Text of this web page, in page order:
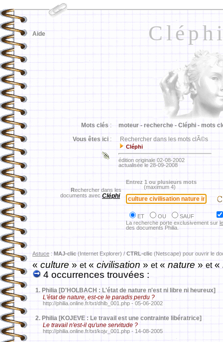
Aide
Mots clés : moteur - recherche - Cléphi - mots
Vous êtes ici : Rechercher dans les mots clÃ©s
Cléphi
édition originale 02-08-2002
actualisée le 28-09-2008
Rechercher dans les
documents avec Cléphi
Entrez 1 ou plusieurs mots
(maximum 4)
ET OU
SAUF
La recherche porte exclusivement sur
des documents Philia.
Astuce : MAJ-clic (Internet Explorer) / CTRL-clic (Netscape) pour ouvrir le
«culture» et« civilisation » et« nature » et«
4 occurrences trouvées :
1. Philia [D'HOLBACH : L'état de nature n'est ni libre ni heureux]
L'état de nature, est-ce le paradis perdu ?
http://philia.online.fr/txt/dhlb_001.php - 05-06-2002
2. Philia [KOJEVE : Le travail est une contrainte libératrice]
Le travail n'est-il qu'une servitude ?
http://philia.online.fr/txt/kojv_001.php - 14-08-2005